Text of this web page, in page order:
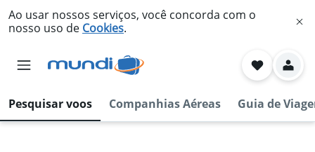
Ao usar nossos serviços, você concorda com o
nosso uso de Cookies.
Pesquisar voos Companhias Aéreas Guia de